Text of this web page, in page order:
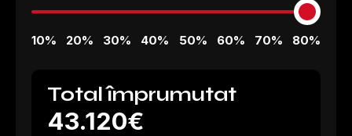
10% 20% 30% 40% 50% 60% 70% 80%
Total împrumutat
43.120€